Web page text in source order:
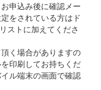
申込み後に確認メー
をされている方はド
ストに加えてくださ
く場合がありますの
印刷してお持ちくだ
ル端末の画面で確認